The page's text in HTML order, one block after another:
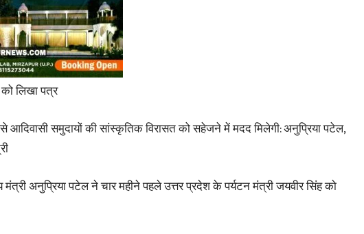
News
लिखा पत्र
आदिवासी समुदायों की सांस्कृतिक विरासत को सहेजने में मदद मिलेगी: अनुप्रिया पटेल,
अनुप्रिया पटेल ने चार महीने पहले उत्तर प्रदेश के पर्यटन मंत्री जयवीर सिंह को